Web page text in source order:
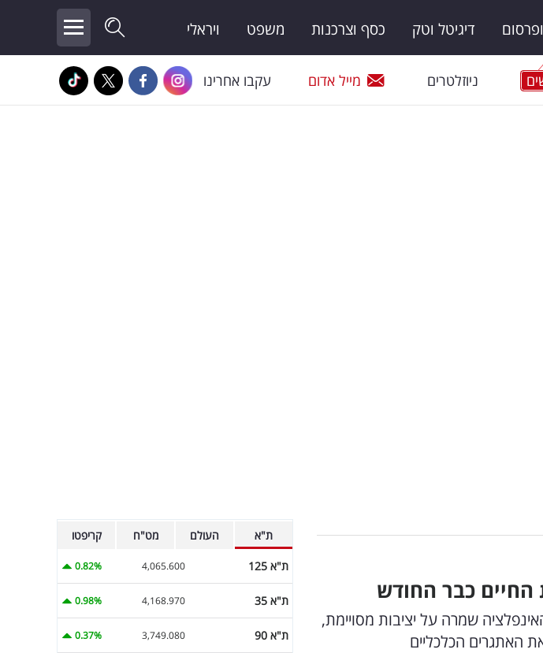
דיגיטל וטק כסף וצרכנות משפט ויראלי
ניוזלטרים מייל אדום עקבו אחרינו
החיים כבר החודש
לצרכן שהעלה זינוק מטריד של 1.2%. אמנם האינפלציה שמרה על יציבות מסויימת,
האתגרים הכלכליים
ת"א העולם מט"ח קריפטו
ת"א 125 4,065.600
0.82%
ת"א 35 4,168.970
0.98%
ת"א 90 3,749.080
0.37%